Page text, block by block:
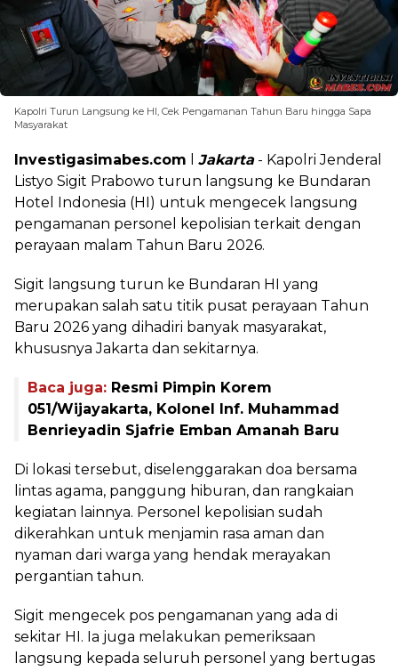
Kapolri Turun Langsung ke HI, Cek Pengamanan Tahun Baru hingga Sapa
Masyarakat
Investigasimabes.com Jakarta- Kapolri Jenderal
Listyo Sigit Prabowo turun langsung ke Bundaran
Hotel Indonesia (HI) untuk mengecek langsung
pengamanan personel kepolisian terkait dengan
perayaan malam Tahun Baru 2026.
Sigit langsung turun ke Bundaran HI yang
merupakan salah satu titik pusat perayaan Tahun
Baru 2026 yang dihadiri banyak masyarakat,
khususnya Jakarta dan sekitarnya.
Baca juga: Resmi Pimpin Korem
051/Wijayakarta, Kolonel Inf. Muhammad
Benrieyadin Sjafrie Emban Amanah Baru
Di lokasi tersebut, diselenggarakan doa bersama
lintas agama, panggung hiburan, dan rangkaian
kegiatan lainnya. Personel kepolisian sudah
dikerahkan untuk menjamin rasa aman dan
nyaman dari warga yang hendak merayakan
pergantian tahun.
Sigit mengecek pos pengamanan yang ada di
sekitar HI. Ia juga melakukan pemeriksaan
langsung kepada seluruh personel yang bertugas